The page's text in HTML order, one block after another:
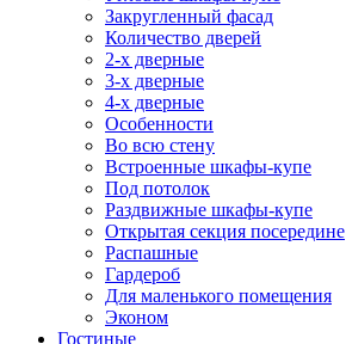
Закругленный фасад
Количество дверей
2-х дверные
3-х дверные
4-х дверные
Особенности
Во всю стену
Встроенные шкафы-купе
Под потолок
Раздвижные шкафы-купе
Открытая секция посередине
Распашные
Гардероб
Для маленького помещения
Эконом
Гостиные